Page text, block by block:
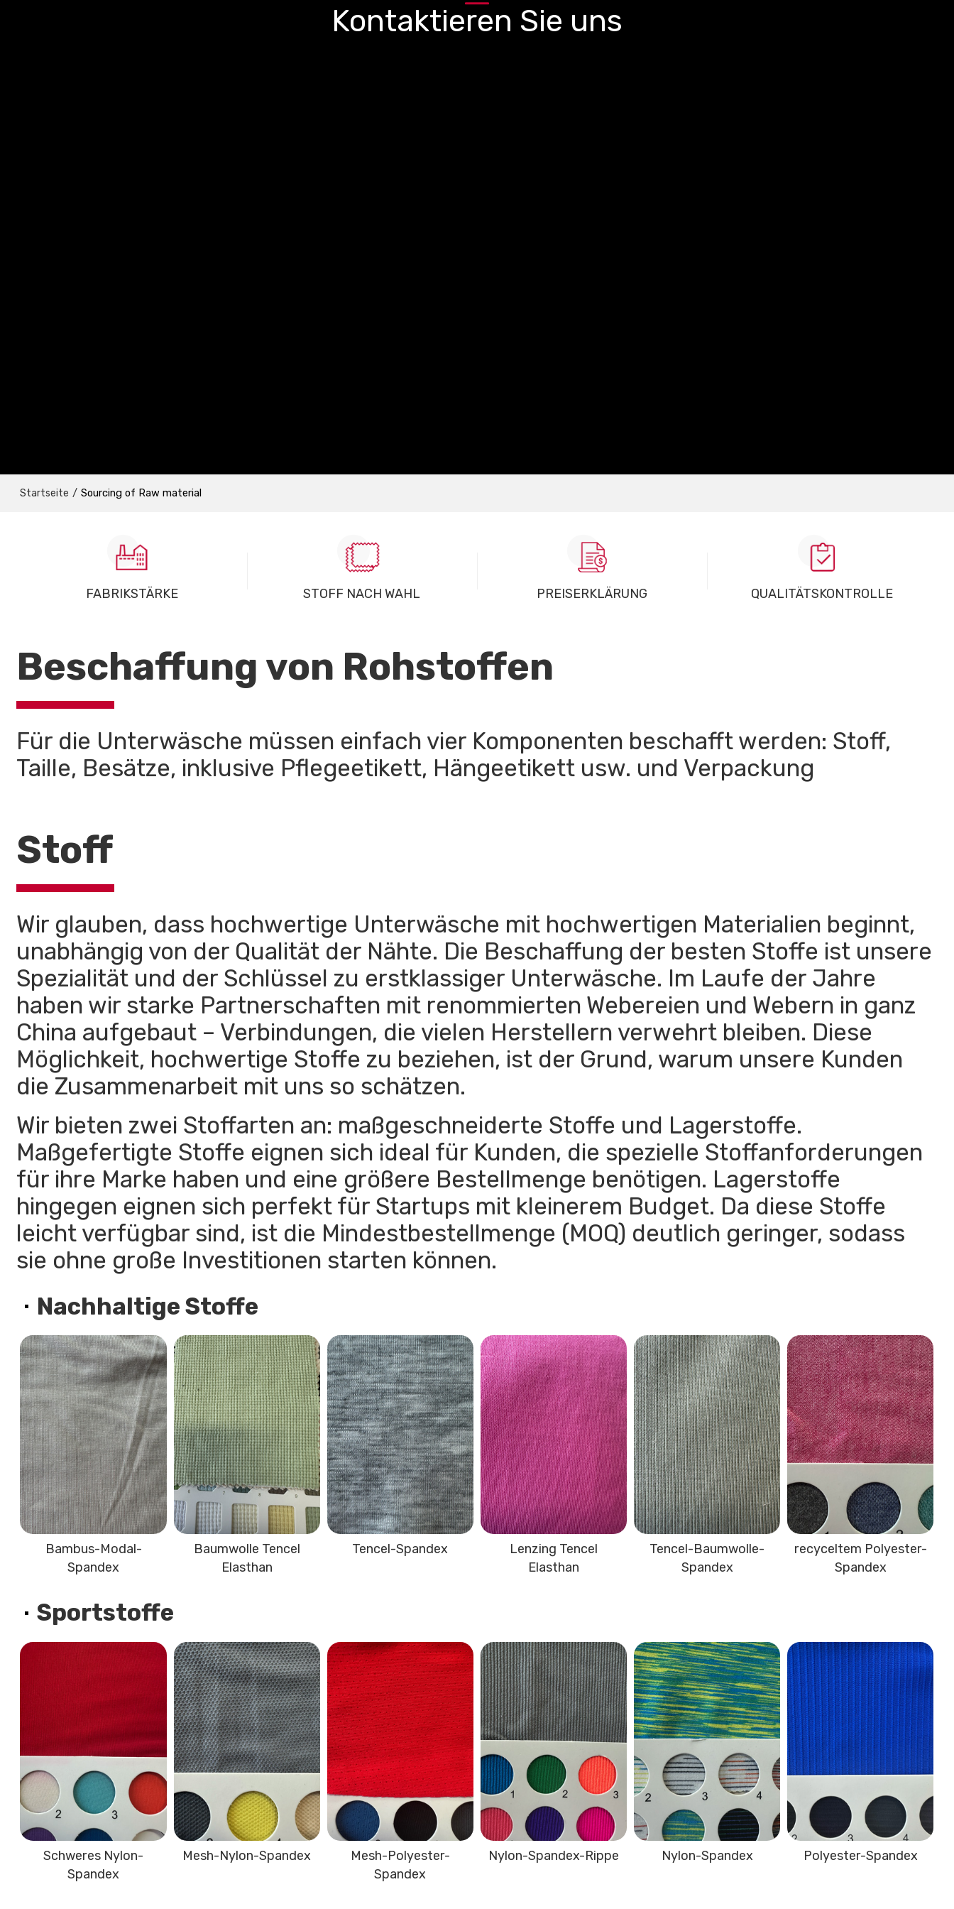
Kontaktieren Sie uns
Startseite / Sourcing of Raw material
FABRIKSTÄRKE STOFF NACH WAHL PREISERKLÄRUNG QUALITÄTSKONTROLLE
Beschaffung von Rohstoffen
Für die Unterwäsche müssen einfach vier Komponenten beschafft werden: Stoff,
Taille, Besätze, inklusive Pflegeetikett, Hängeetikett usw. und Verpackung
Stoff
Wir glauben, dass hochwertige Unterwäsche mit hochwertigen Materialien beginnt,
unabhängig von der Qualität der Nähte. Die Beschaffung der besten Stoffe ist unsere
Spezialität und der Schlüssel zu erstklassiger Unterwäsche. Im Laufe der Jahre
haben wir starke Partnerschaften mit renommierten Webereien und Webern in ganz
China aufgebaut – Verbindungen, die vielen Herstellern verwehrt bleiben. Diese
Möglichkeit, hochwertige Stoffe zu beziehen, ist der Grund, warum unsere Kunden
die Zusammenarbeit mit uns so schätzen.
Wir bieten zwei Stoffarten an: maßgeschneiderte Stoffe und Lagerstoffe.
Maßgefertigte Stoffe eignen sich ideal für Kunden, die spezielle Stoffanforderungen
für ihre Marke haben und eine größere Bestellmenge benötigen. Lagerstoffe
hingegen eignen sich perfekt für Startups mit kleinerem Budget. Da diese Stoffe
leicht verfügbar sind, ist die Mindestbestellmenge (MOQ) deutlich geringer, sodass
sie ohne große Investitionen starten können.
Nachhaltige Stoffe
Bambus-Modal-
Spandex
Baumwolle Tencel
Elasthan
Tencel-Spandex
Lenzing Tencel
Elasthan
Tencel-Baumwolle-
Spandex
recyceltem Polyester-
Spandex
Sportstoffe
Schweres Nylon-
Spandex
Mesh-Nylon-Spandex
Mesh-Polyester-
Spandex
Nylon-Spandex-Rippe Nylon-Spandex Polyester-Spandex